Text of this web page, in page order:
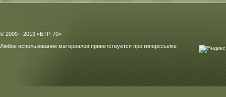
© 2009—2013 «БТР-70»
Любое использование материалов приветствуется при гиперссылке